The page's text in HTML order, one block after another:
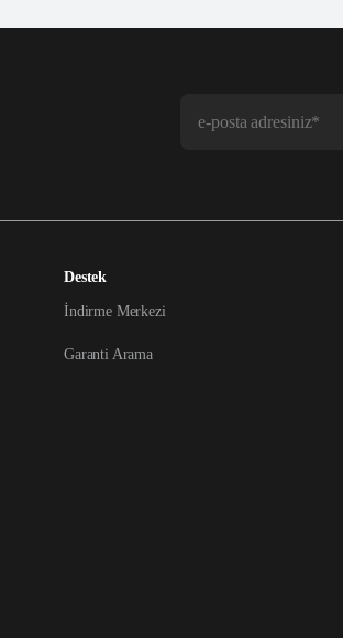
Destek
İndirme Merkezi
Garanti Arama